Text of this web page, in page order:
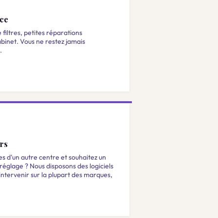
filtres, petites réparations
Vous ne restez jamais
d'un autre centre et souhaitez un
? Nous disposons des logiciels
sur la plupart des marques,